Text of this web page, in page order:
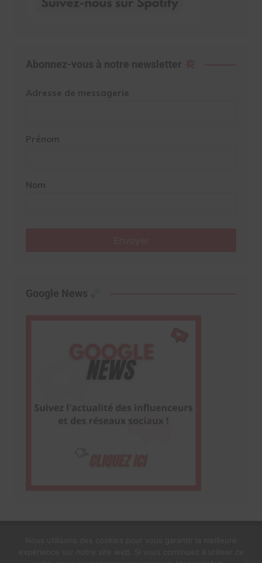
Abonnez-vous à notre newsletter
Adresse de messagerie
Prénom
Nom
Google News